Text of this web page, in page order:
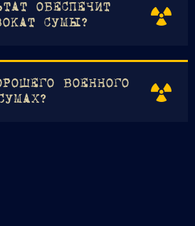
ОБЕСПЕЧИТ
СУМЫ?
ВОЕННОГО